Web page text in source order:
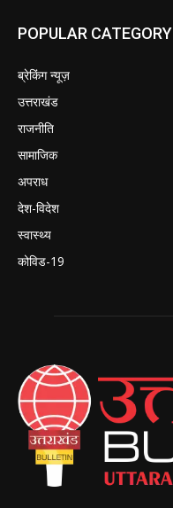
POPULAR CATEGORY
ब्रेकिंग न्यूज़
उत्तराखंड
राजनीति
सामाजिक
अपराध
देश-विदेश
स्वास्थ्य
कोविड-19